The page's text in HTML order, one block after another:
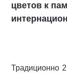
цветов к
Традиционно